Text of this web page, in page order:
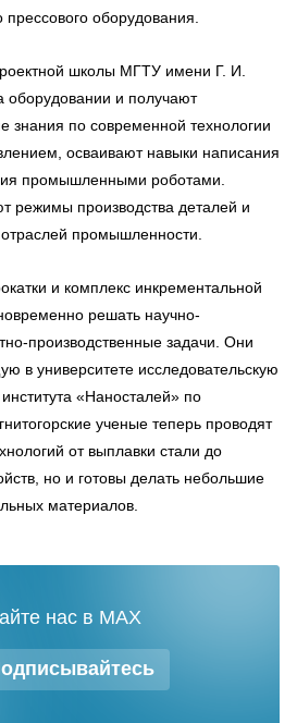
оборудования.
школы МГТУ имени Г. И.
оборудовании и получают
знания по современной технологии
осваивают навыки написания
промышленными роботами.
режимы производства деталей и
промышленности.
и комплекс инкрементальной
решать научно-
производственные задачи. Они
в университете исследовательскую
«Наносталей» по
ученые теперь проводят
от выплавки стали до
но и готовы делать небольшие
материалов.
нас в MAX